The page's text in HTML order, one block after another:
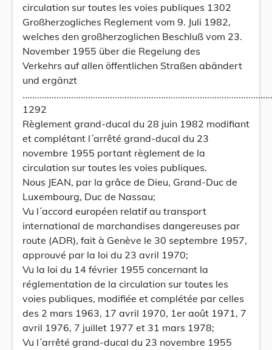
circulation sur toutes les voies publiques 1302
Großherzogliches Reglement vom 9. Juli 1982,
welches den großherzoglichen Beschluß vom 23.
November 1955 über die Regelung des
Verkehrs auf allen öffentlichen Straßen abändert
und ergänzt
1292
Règlement grand-ducal du 28 juin 1982 modifiant
et complétant l´arrêté grand-ducal du 23
novembre 1955 portant règlement de la
circulation sur toutes les voies publiques.
Nous JEAN, par la grâce de Dieu, Grand-Duc de
Luxembourg, Duc de Nassau;
Vu l´accord européen relatif au transport
international de marchandises dangereuses par
route (ADR), fait à Genève le 30 septembre 1957,
approuvé par la loi du 23 avril 1970;
Vu la loi du 14 février 1955 concernant la
réglementation de la circulation sur toutes les
voies publiques, modifiée et complétée par celles
des 2 mars 1963, 17 avril 1970, 1er août 1971, 7
avril 1976, 7 juillet 1977 et 31 mars 1978;
Vu l´arrêté grand-ducal du 23 novembre 1955